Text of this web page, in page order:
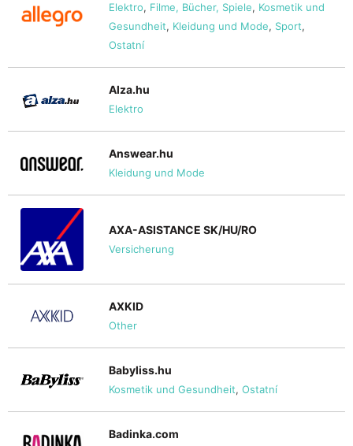
Elektro, Filme, Bücher, Spiele, Kosmetik und
Gesundheit, Kleidung und Mode, Sport,
Ostatní
Alza.hu
Elektro
Answear.hu
Kleidung und Mode
AXA-ASISTANCE SK/HU/RO
Versicherung
AXKID
Other
Babyliss.hu
Kosmetik und Gesundheit, Ostatní
Badinka.com